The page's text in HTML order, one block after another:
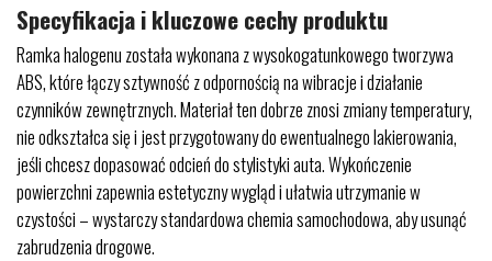
Specyfikacja i kluczowe cechy produktu
Ramka halogenu została wykonana z wysokogatunkowego tworzywa
ABS, które łączy sztywność z odpornością na wibracje i działanie
czynników zewnętrznych. Materiał ten dobrze znosi zmiany temperatury,
nie odkształca się i jest przygotowany do ewentualnego lakierowania,
jeśli chcesz dopasować odcień do stylistyki auta. Wykończenie
powierzchni zapewnia estetyczny wygląd i ułatwia utrzymanie w
czystości – wystarczy standardowa chemia samochodowa, aby usunąć
zabrudzenia drogowe.